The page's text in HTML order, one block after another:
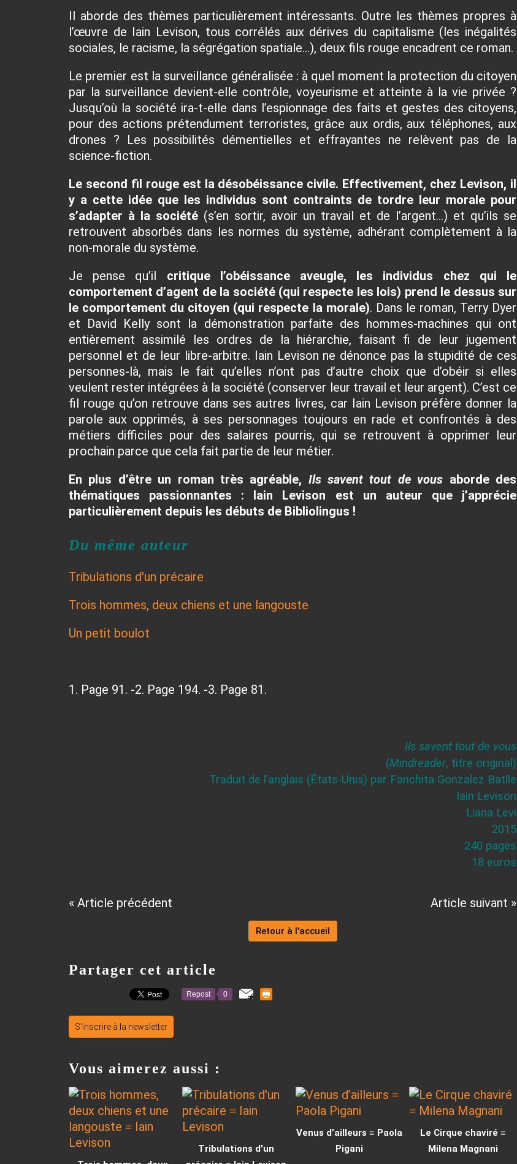
Il aborde des thèmes particulièrement intéressants. Outre les thèmes propres à
l’œuvre de Iain Levison, tous corrélés aux dérives du capitalisme (les inégalités
sociales, le racisme, la ségrégation spatiale…), deux fils rouge encadrent ce roman.
Le premier est la surveillance généralisée : à quel moment la protection du citoyen
par la surveillance devient-elle contrôle, voyeurisme et atteinte à la vie privée ?
Jusqu’où la société ira-t-elle dans l’espionnage des faits et gestes des citoyens,
pour des actions prétendument terroristes, grâce aux ordis, aux téléphones, aux
drones ? Les possibilités démentielles et effrayantes ne relèvent pas de la
science-fiction.
Le second fil rouge est la désobéissance civile. Effectivement, chez Levison, il
y a cette idée que les individus sont contraints de tordre leur morale pour
s’adapter à la société (s’en sortir, avoir un travail et de l’argent...) et qu’ils se
retrouvent absorbés dans les normes du système, adhérant complètement à la
non-morale du système.
Je pense qu’il critique l’obéissance aveugle, les individus chez qui le
comportement d’agent de la société (qui respecte les lois) prend le dessus sur
le comportement du citoyen (qui respecte la morale). Dans le roman, Terry Dyer
et David Kelly sont la démonstration parfaite des hommes-machines qui ont
entièrement assimilé les ordres de la hiérarchie, faisant fi de leur jugement
personnel et de leur libre-arbitre. Iain Levison ne dénonce pas la stupidité de ces
personnes-là, mais le fait qu’elles n’ont pas d’autre choix que d’obéir si elles
veulent rester intégrées à la société (conserver leur travail et leur argent). C’est ce
fil rouge qu’on retrouve dans ses autres livres, car Iain Levison préfère donner la
parole aux opprimés, à ses personnages toujours en rade et confrontés à des
métiers difficiles pour des salaires pourris, qui se retrouvent à opprimer leur
prochain parce que cela fait partie de leur métier.
En plus d’être un roman très agréable, Ils savent tout de vous aborde des
thématiques passionnantes : Iain Levison est un auteur que j’apprécie
particulièrement depuis les débuts de Bibliolingus !
Du même auteur
Tribulations d'un précaire
Trois hommes, deux chiens et une langouste
Un petit boulot
1. Page 91. -2. Page 194. -3. Page 81.
Ils savent tout de vous
(Mindreader, titre original)
Traduit de l’anglais (États-Unis) par Fanchita Gonzalez Batlle
Iain Levison
Liana Levi
2015
240 pages
18 euros
« Article précédent Article suivant »
Retour à l'accueil
Partager cet article
Repost 0
S'inscrire à la newsletter
Vous aimerez aussi :
Tribulations d'un
Venus d’ailleurs ≡ Paola
Pigani
Le Cirque chaviré ≡
Milena Magnani